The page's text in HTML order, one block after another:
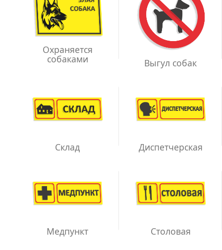
Охраняется
собаками Выгул собак
Склад Диспетчерская
Медпункт Столовая